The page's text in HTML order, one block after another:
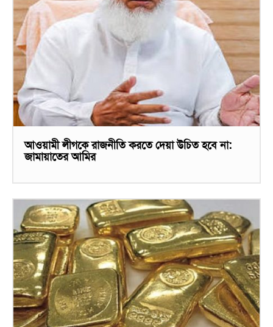
আওয়ামী লীগকে রাজনীতি করতে দেয়া উচিত হবে না:
জামায়াতের আমির